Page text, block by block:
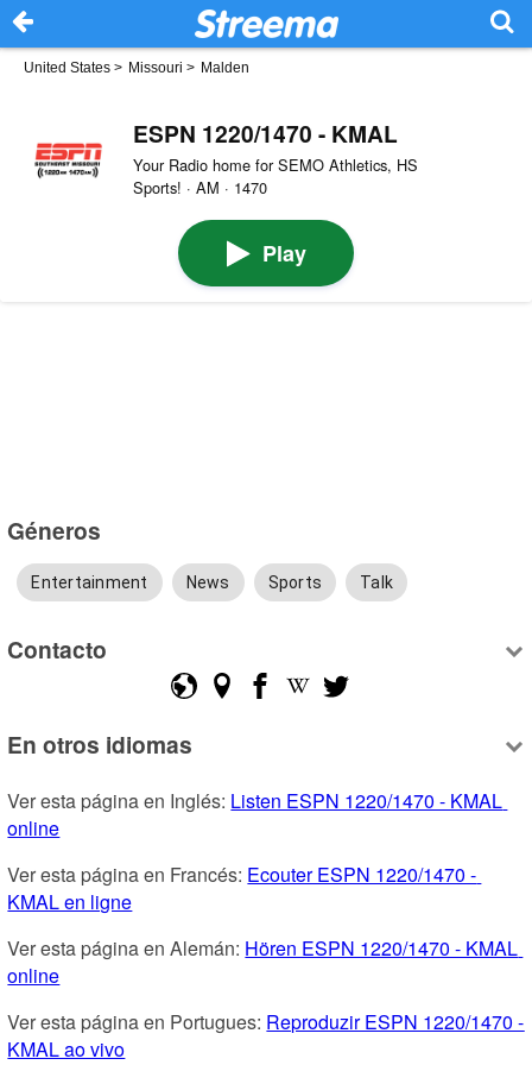
United States > Missouri > Malden
ESPN 1220/1470 - KMAL
Your Radio home for SEMO Athletics, HS
Sports! · AM · 1470
Play
Géneros
Entertainment News Sports Talk
Contacto
En otros idiomas
Ver esta página en Inglés: Listen ESPN 1220/1470 - KMAL
online
Ver esta página en Francés: Ecouter ESPN 1220/1470 -
KMAL en ligne
Ver esta página en Alemán: Hören ESPN 1220/1470 - KMAL
online
Ver esta página en Portugues: Reproduzir ESPN 1220/1470 -
KMAL ao vivo